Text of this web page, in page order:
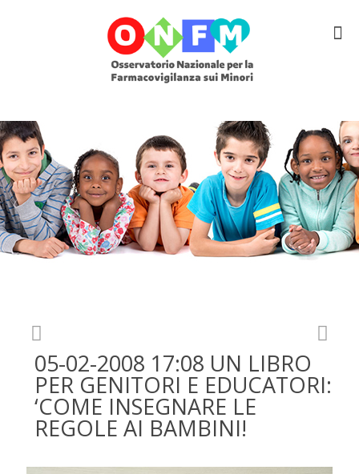
05-02-2008 17:08 UN LIBRO
PER GENITORI E EDUCATORI:
‘COME INSEGNARE LE
REGOLE AI BAMBINI!